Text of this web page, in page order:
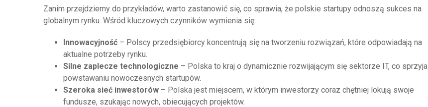
Zanim przejdziemy do przykładów, warto zastanowić się, co sprawia, że polskie startupy odnoszą sukces na
globalnym rynku. Wśród kluczowych czynników wymienia się:
Innowacyjność – Polscy przedsiębiorcy koncentrują się na tworzeniu rozwiązań, które odpowiadają na
aktualne potrzeby rynku.
Silne zaplecze technologiczne – Polska to kraj o dynamicznie rozwijającym się sektorze IT, co sprzyja
powstawaniu nowoczesnych startupów.
Szeroka sieć inwestorów – Polska jest miejscem, w którym inwestorzy coraz chętniej lokują swoje
fundusze, szukając nowych, obiecujących projektów.